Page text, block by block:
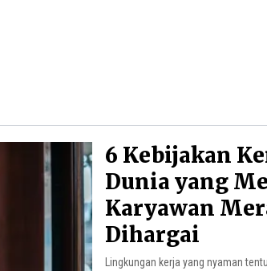
6 Kebijakan
Dunia yang
Karyawan
Dihargai
Lingkungan kerja yang nyaman